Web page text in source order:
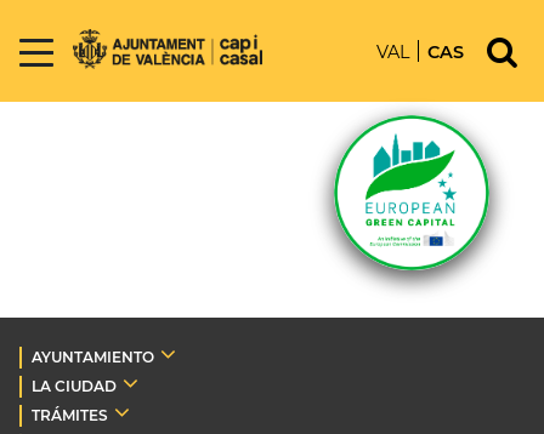
VAL CAS
AYUNTAMIENTO
LA CIUDAD
TRÁMITES